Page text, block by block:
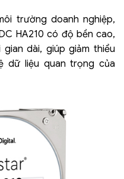
trường doanh nghiệp,
HA210 có độ bền cao,
dài, giúp giảm thiểu
dữ liệu quan trọng của